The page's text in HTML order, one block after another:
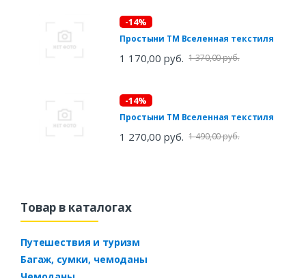
-14%
Простыни ТМ Вселенная текстиля
1 170,00 руб. 1 370,00 руб.
-14%
Простыни ТМ Вселенная текстиля
1 270,00 руб. 1 490,00 руб.
Товар в каталогах
Путешествия и туризм
Багаж, сумки, чемоданы